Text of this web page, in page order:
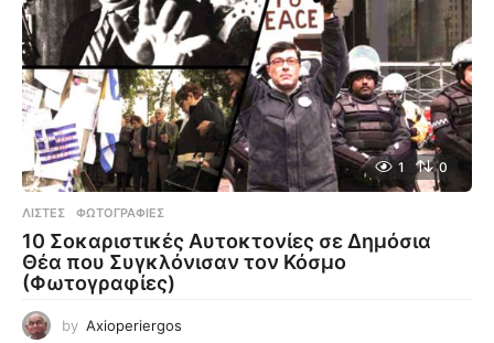
1 0
ΛΊΣΤΕΣ ,ΦΩΤΟΓΡΑΦΊΕΣ
10 Σοκαριστικές Αυτοκτονίες σε Δημόσια
Θέα που Συγκλόνισαν τον Κόσμο
(Φωτογραφίες)
by Axioperiergos